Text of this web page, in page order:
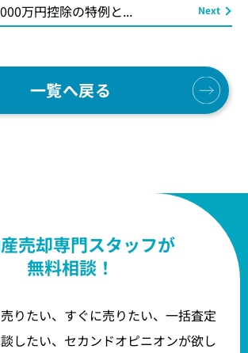
万円控除の特例と...
一覧へ戻る
売却専門スタッフが
無料相談！
りたい、すぐに売りたい、一括査定
したい、セカンドオピニオンが欲し